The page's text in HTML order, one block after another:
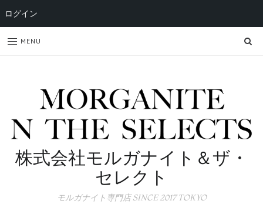
MENU
株式会社モルガナイト＆ザ・
セレクト
モルガナイト専門店 SINCE 2017 TOKYO
ログイン